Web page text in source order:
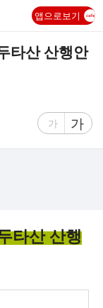
앱으로보기
타산 산행안
글
게
가
글
자
게
가
타산 산행